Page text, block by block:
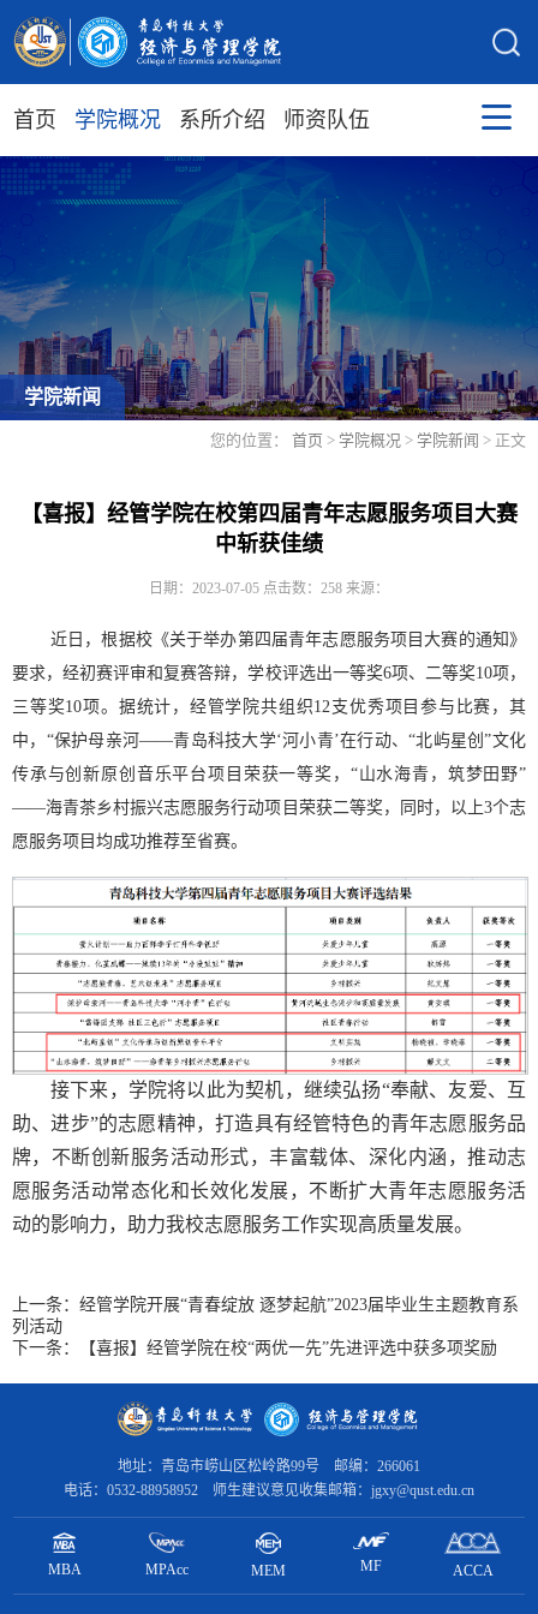
首页 学院概况 系所介绍 师资队伍
学院新闻
您的位置： 首页 > 学院概况 > 学院新闻 > 正文
【喜报】经管学院在校第四届青年志愿服务项目大赛
中斩获佳绩
日期：2023-07-05 点击数： 258 来源：
近日，根据校《关于举办第四届青年志愿服务项目大赛的通知》
要求，经初赛评审和复赛答辩，学校评选出一等奖6项、二等奖10项，
三等奖10项。 据统计，经管学院共组织12支优秀项目参与比赛，其
中，“保护母亲河——青岛科技大学‘河小青’在行动、“北屿星创”文化
传承与创新原创音乐平台项目荣获一等奖，“山水海青，筑梦田野”
——海青茶乡村振兴志愿服务行动项目荣获二等奖，同时，以上3个志
愿服务项目均成功推荐至省赛。
接下来，学院将以此为契机，继续弘扬“奉献、友爱、互
助、进步”的志愿精神，打造具有经管特色的青年志愿服务品
牌， 不断创新服务活动形式，丰富载体、深化内涵 ，推动志
愿服务活动常态化和长效化发展，不断扩大青年志愿服务活
动的影响力， 助力我校志愿服务工作实现高质量发展。
上一条： 经管学院开展“青春绽放 逐梦起航”2023届毕业生主题教育系
列活动
下一条：
【喜报】经管学院在校“两优一先”先进评选中获多项奖励
地址：青岛市崂山区松岭路99号 邮编：266061
电话：0532-88958952 师生建议意见收集邮箱：jgxy@qust.edu.cn
MBA MPAcc MEM MF ACCA